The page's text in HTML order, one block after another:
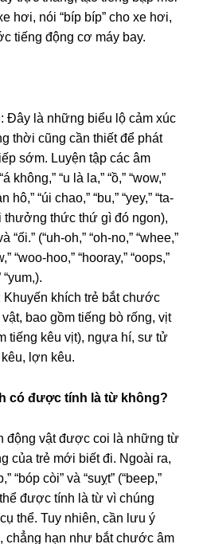
hơi, nói “bíp bíp” cho xe hơi,
tiếng động cơ máy bay.
Đây là những biểu lộ cảm xúc
thời cũng cần thiết để phát
sớm. Luyện tập các âm
không,” “u là la,” “ồ,” “wow,”
hô,” “úi chao,” “bu,” “yey,” “ta-
thưởng thức thứ gì đó ngon),
“ối.” (“uh-oh,” “oh-no,” “whee,”
“woo-hoo,” “hooray,” “oops,”
“yum,).
Khuyến khích trẻ bắt chước
bao gồm tiếng bò rống, vịt
tiếng kêu vịt), ngựa hí, sư tử
lợn kêu.
có được tính là từ không?
động vật được coi là những từ
của trẻ mới biết đi. Ngoài ra,
“bóp còi” và “suỵt” (“beep,”
thể được tính là từ vì chúng
thể. Tuy nhiên, cần lưu ý
chẳng hạn như bắt chước âm